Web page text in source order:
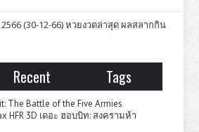
(30-12-66) หวยงวดล่าสุด ผลสลากกิน
Recent Tags
The Battle of the Five Armies
HFR 3D เดอะ ฮอบบิท: สงครามห้า